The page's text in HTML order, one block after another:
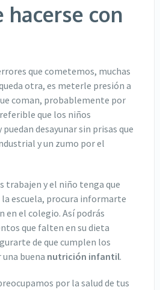
hacerse con
que cometemos, muchas
otra, es meterle presión a
coman, probablemente por
que los niños
desayunar sin prisas que
y un zumo por el
trabajen y el niño tenga que
escuela, procura informarte
en el colegio. Así podrás
que falten en su dieta
de que cumplen los
buena nutrición infantil.
por la salud de tus